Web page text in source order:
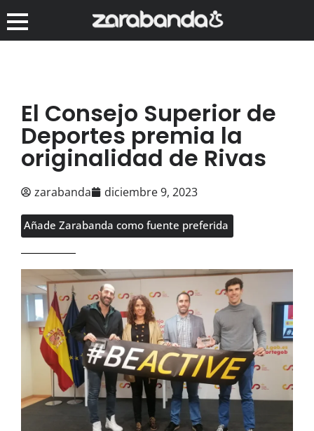
El Consejo Superior de
Deportes premia la
originalidad de Rivas
zarabanda diciembre 9, 2023
Añade Zarabanda como fuente preferida